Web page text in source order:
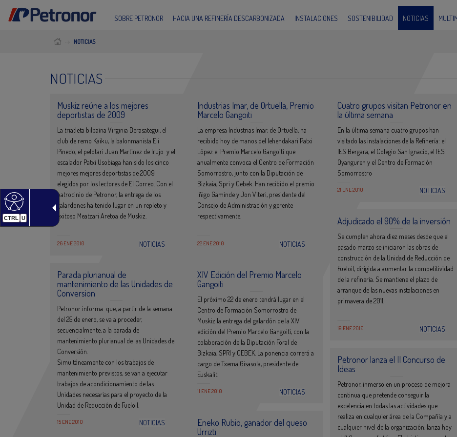
CTRL U
SOBRE PETRONOR HACIA UNA REFINERÍA DESCARBONIZADA INSTALACIONES SOSTENIBILIDAD NOTICIAS
NOTICIAS
NOTICIAS
Muskiz reúne a los mejores
deportistas de 2009
La triatleta bilbaína Virginia Berasategui, el
club de remo Kaiku, la balonmanista Eli
Pinedo, el pelotari Juan Martinez de Irujo y el
escalador Patxi Usobiaga han sido los cinco
mejores mejores deportistas de 2009
elegidos por los lectores de El Correo. Con el
patrocinio de Petronor, la entrega de los
galardones ha tenido lugar en un repleto y
exitoso Meatzari Aretoa de Muskiz.
26 ENE 2010 NOTICIAS
Industrias Imar, de Ortuella, Premio
Marcelo Gangoiti
La empresa Industrias Imar, de Ortuella, ha
recibido hoy de manos del lehendakari Patxi
López el Premio Marcelo Gangoiti que
anualmente convoca el Centro de Formación
Somorrostro, junto con la Diputación de
Bizkaia, Spri y Cebek. Han recibido el premio
Iñigo Gaminde y Jon Viteri, presidente del
Consejo de Administración y gerente
respectivamente.
22 ENE 2010 NOTICIAS
Cuatro grupos visitan Petronor en
la última semana
En la última semana cuatro grupos han
visitado las instalaciones de la Refinería: el
IES Bergara, el Colegio San Ignacio, el IES
Oyanguren y el Centro de Formación
Somorrostro
21 ENE 2010 NOTICIAS
Adjudicado el 90% de la inversión
Se cumplen ahora diez meses desde que el
pasado marzo se iniciaron las obras de
construcción de la Unidad de Reducción de
Fueloil, dirigida a aumentar la competitividad
de la refinería. Se mantiene el plazo de
arranque de las nuevas instalaciones en
primavera de 2011.
19 ENE 2010 NOTICIAS
Parada plurianual de
mantenimiento de las Unidades de
Conversion
Petronor informa que, a partir de la semana
del 25 de enero, se va a proceder,
secuencialmente, a la parada de
mantenimiento plurianual de las Unidades de
Conversión.
Simultáneamente con los trabajos de
mantenimiento previstos, se van a ejecutar
trabajos de acondicionamiento de las
Unidades necesarias para el proyecto de la
Unidad de Reducción de Fueloil.
15 ENE 2010 NOTICIAS
XIV Edición del Premio Marcelo
Gangoiti
El próximo 22 de enero tendrá lugar en el
Centro de Formación Somorrostro de
Muskiz la entrega del galardón de la XIV
edición del Premio Marcelo Gangoiti, con la
colaboración de la Diputación Foral de
Bizkaia, SPRI y CEBEK. La ponencia correrá a
cargo de Txema Gisasola, presidente de
Euskalit.
11 ENE 2010 NOTICIAS
Petronor lanza el II Concurso de
Ideas
Petronor, inmerso en un proceso de mejora
continua que pretende conseguir la
excelencia en todas las actividades que
realiza en cualquier área de la Compañía y a
cualquier nivel de la organización, lanza hoy
Eneko Rubio, ganador del queso
Urrizti